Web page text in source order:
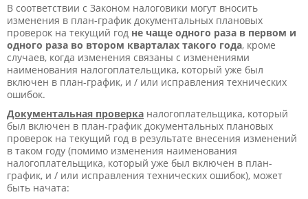
В соответствии с Законом налоговики могут вносить
изменения в план-график документальных плановых
проверок на текущий год не чаще одного раза в первом и
одного раза во втором кварталах такого года, кроме
случаев, когда изменения связаны с изменениями
наименования налогоплательщика, который уже был
включен в план-график, и / или исправления технических
ошибок.
Документальная проверка налогоплательщика, который
был включен в план-график документальных плановых
проверок на текущий год в результате внесения изменений
в таком году (помимо изменения наименования
налогоплательщика, который уже был включен в план-
график, и / или исправления технических ошибок), может
быть начата: